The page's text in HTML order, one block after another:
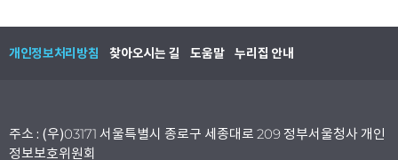
개인정보처리방침 찾아오시는 길 도움말 누리집 안내
주소 : (우)03171 서울특별시 종로구 세종대로 209 정부서울청사 개인
정보보호위원회